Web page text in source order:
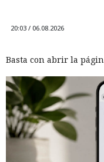
20:03 / 06.08.2026
Basta con abrir la